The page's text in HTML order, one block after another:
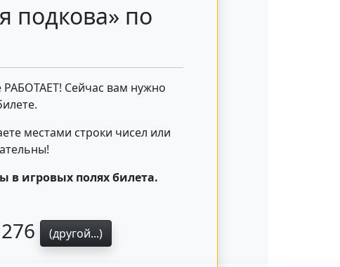
подкова» по
РАБОТАЕТ! Сейчас вам нужно
местами строки чисел или
в игровых полях билета.
(другой...)